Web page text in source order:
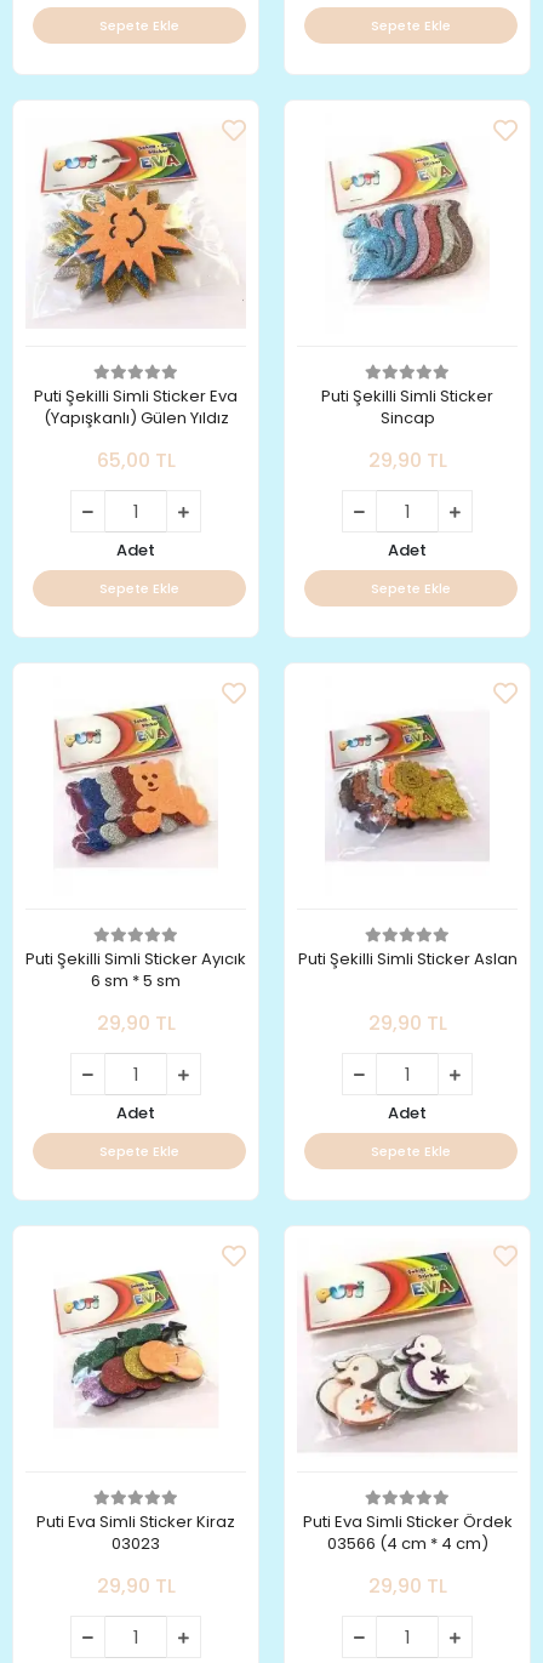
Sepete Ekle Sepete Ekle
Puti Şekilli Simli Sticker Eva
(Yapışkanlı) Gülen Yıldız
65,00 TL
Adet
Sepete Ekle
Puti Şekilli Simli Sticker
Sincap
29,90 TL
Adet
Sepete Ekle
Puti Şekilli Simli Sticker Ayıcık
6 sm * 5 sm
29,90 TL
Adet
Sepete Ekle
Puti Şekilli Simli Sticker Aslan
29,90 TL
Adet
Sepete Ekle
Puti Eva Simli Sticker Kiraz
03023
29,90 TL
Puti Eva Simli Sticker Ördek
03566 (4 cm * 4 cm)
29,90 TL